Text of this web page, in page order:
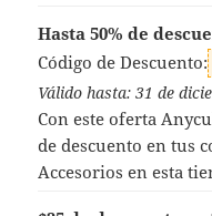
Hasta 50% de
Código de Descuento:
Válido hasta: 31 de
Con este oferta
de descuento en tus
Accesorios en esta